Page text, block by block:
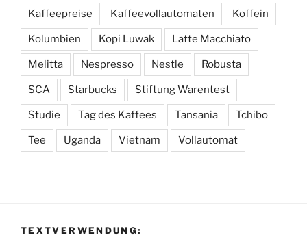
Kaffeepreise Kaffeevollautomaten Koffein
Kolumbien Kopi Luwak Latte Macchiato
Melitta Nespresso Nestle Robusta
SCA Starbucks Stiftung Warentest
Studie Tag des Kaffees Tansania Tchibo
Tee Uganda Vietnam Vollautomat
TEXTVERWENDUNG: